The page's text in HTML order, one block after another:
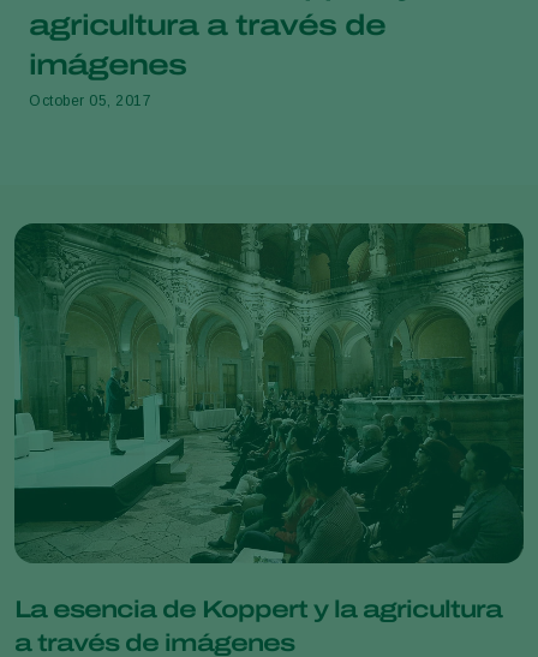
agricultura a través de
imágenes
October 05, 2017
La esencia de Koppert y la agricultura
a través de imágenes